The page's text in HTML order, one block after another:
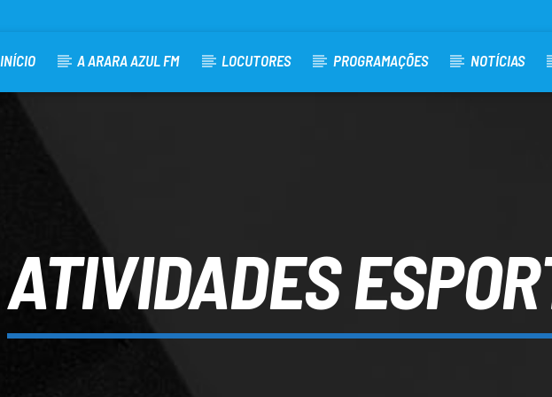
INÍCIO A ARARA AZUL FM LOCUTORES PROGRAMAÇÕES NOTÍCIAS
ATIVIDADES